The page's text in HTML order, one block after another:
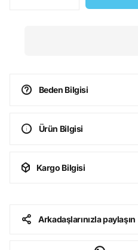
Beden Bilgisi
Ürün Bilgisi
Kargo Bilgisi
Arkadaşlarınızla paylaşın